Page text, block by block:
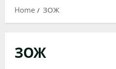
Home ЗОЖ
ЗОЖ